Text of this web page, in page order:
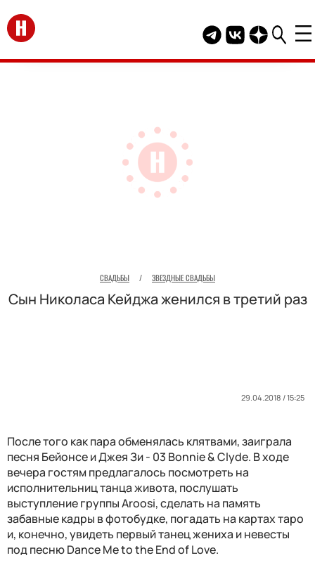
Перейти на главную
Telegram канал
Группа HELLO
Канал
СВАДЬБЫ / ЗВЕЗДНЫЕ СВАДЬБЫ
Сын Николаса Кейджа женился в третий раз
29.04.2018 / 15:25
После того как пара обменялась клятвами, заиграла
песня Бейонсе и Джея Зи - 03 Bonnie & Clyde. В ходе
вечера гостям предлагалось посмотреть на
исполнительниц танца живота, послушать
выступление группы Aroosi, сделать на память
забавные кадры в фотобудке, погадать на картах таро
и, конечно, увидеть первый танец жениха и невесты
под песню Dance Me to the End of Love.